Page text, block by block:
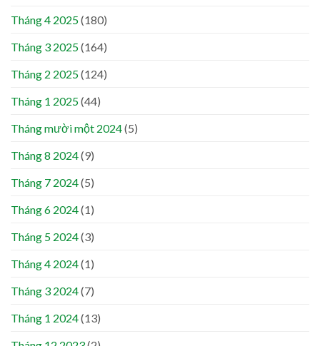
Tháng 4 2025(180)
Tháng 3 2025(164)
Tháng 2 2025(124)
Tháng 1 2025(44)
Tháng mười một 2024(5)
Tháng 8 2024(9)
Tháng 7 2024(5)
Tháng 6 2024(1)
Tháng 5 2024(3)
Tháng 4 2024(1)
Tháng 3 2024(7)
Tháng 1 2024(13)